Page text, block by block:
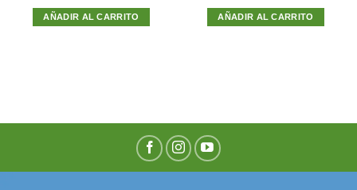
AÑADIR AL CARRITO AÑADIR AL CARRITO